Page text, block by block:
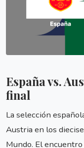
España vs.
final
La selección
Austria en los
Mundo. El